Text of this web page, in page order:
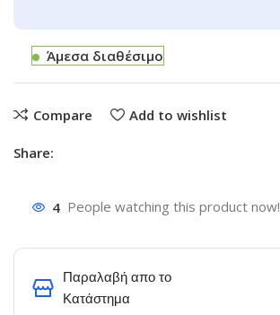
Άμεσα διαθέσιμο
Compare Add to wishlist
Share:
4 People watching this product now!
Παραλαβή απο το
Κατάστημα